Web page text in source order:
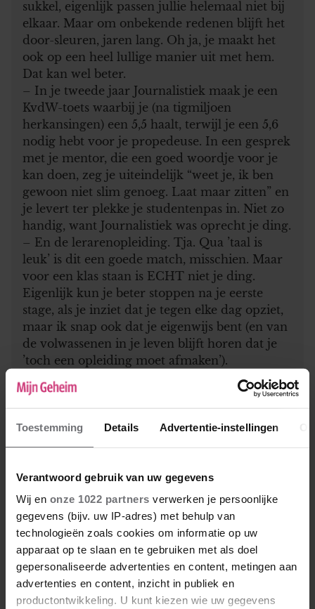
Toestemming Details Advertentie-instellingen
Verantwoord gebruik van uw gegevens
Wij en onze 1022 partners verwerken je persoonlijke
gegevens (bijv. uw IP-adres) met behulp van
technologieën zoals cookies om informatie op uw
apparaat op te slaan en te gebruiken met als doel
gepersonaliseerde advertenties en content, metingen aan
advertenties en content, inzicht in publiek en
productontwikkeling. U kunt kiezen wie uw gegevens
sukkel, eigenlijk passen jullie helemaal niet bij
elkaar. Maar om onbekende redenen blijft het
door-sleuren, jaren lang. Oh ja, je maakt het
ook op een heel lullige manier uit met hem.
Dat kan wel beter.
– In je tweede jaar Journalistiek maak je een
KvdW-toets waarbij je (na tigmiljoen
herkansingen) een 5,5 haalt, terwijl je een 5,6
nodig hebt voor je propedeuse. In een gesprek
met je mentor, die een goed woordje voor je
kan doen, zeg je uiteindelijk “weet je, ik ben
gewoon niet slim genoeg. Laat maar zitten” en
je levert ter plekke je studentenpas in. Niet zo
handig, want Journalistiek was oprecht je ding.
– En de lerarenopleiding. Tja. Qua ’taal is
leuk’ is dit een goede match, misschien. Maar
voor een klas staan is ECHT niet je ding.
Eigenlijk kun je beter stoppen na je eerste
stage, als je inziet dat je tegen elke dag opziet,
maar ik snap ook dat je eigenwijs bent (en van
de volwassenen in je leven blijft horen dat je
’toch een opleiding moet afmaken’).
– Wat foute manspersonen, alcohol-issues en
de combinatie van beiden.. Die horen hier ook
wel, maar ik kan je toch niet stoppen. 😀
die hun werk niet doen, bedrijven die
uren..), maar vaak is het ook echt niet jouw
schuld. Het werken in drukke horeca-
omgeving LIJKT nu heel leuk, maar past
eigenlijk helemaal niet bij jouw snel-
overprikkelde brein. De constante
veranderingen, de hoeveelheid prikkels, het